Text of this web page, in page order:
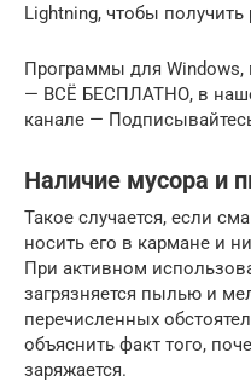
Lightning, чтобы
Программы для
— ВСЁ БЕСПЛАТНО, в
канале —
Наличие мусора и
Такое случается, если
носить его в кармане и
При активном
загрязняется пылью и
перечисленных
объяснить факт того,
заряжается.